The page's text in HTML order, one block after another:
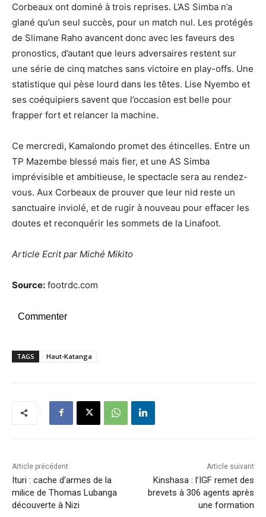
Corbeaux ont dominé à trois reprises. L’AS Simba n’a
glané qu’un seul succès, pour un match nul. Les protégés
de Slimane Raho avancent donc avec les faveurs des
pronostics, d’autant que leurs adversaires restent sur
une série de cinq matches sans victoire en play-offs. Une
statistique qui pèse lourd dans les têtes. Lise Nyembo et
ses coéquipiers savent que l’occasion est belle pour
frapper fort et relancer la machine.
Ce mercredi, Kamalondo promet des étincelles. Entre un
TP Mazembe blessé mais fier, et une AS Simba
imprévisible et ambitieuse, le spectacle sera au rendez-
vous. Aux Corbeaux de prouver que leur nid reste un
sanctuaire inviolé, et de rugir à nouveau pour effacer les
doutes et reconquérir les sommets de la Linafoot.
Article Ecrit par Miché Mikito
Source: footrdc.com
Commenter
TAGS Haut-Katanga
Article précédent
Ituri : cache d’armes de la
milice de Thomas Lubanga
découverte à Nizi
Article suivant
Kinshasa : l’IGF remet des
brevets à 306 agents après
une formation